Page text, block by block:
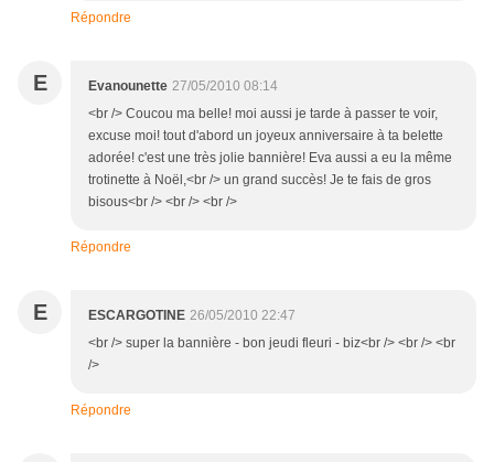
Répondre
E Evanounette 27/05/2010 08:14
<br /> Coucou ma belle! moi aussi je tarde à passer te voir,
excuse moi! tout d'abord un joyeux anniversaire à ta belette
adorée! c'est une très jolie bannière! Eva aussi a eu la même
trotinette à Noël,<br /> un grand succès! Je te fais de gros
bisous<br /> <br /> <br />
Répondre
E ESCARGOTINE 26/05/2010 22:47
<br /> super la bannière - bon jeudi fleuri - biz<br /> <br /> <br
/>
Répondre